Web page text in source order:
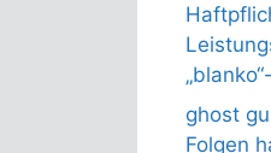
ghost
Folgen